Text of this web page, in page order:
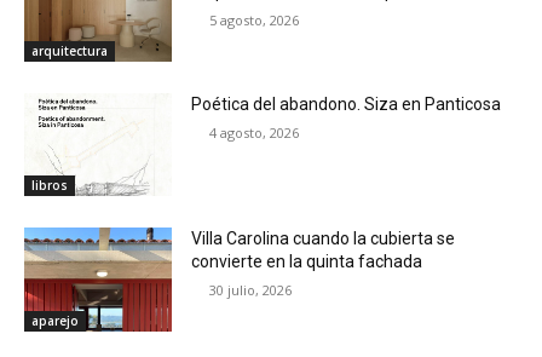
arquitectura
5 agosto, 2026
libros
Poética del abandono. Siza en Panticosa
4 agosto, 2026
aparejo
Villa Carolina cuando la cubierta se
convierte en la quinta fachada
30 julio, 2026